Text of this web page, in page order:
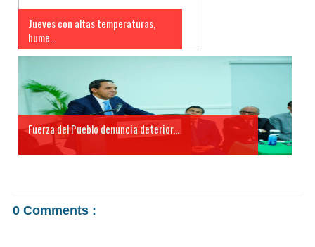
Jueves con altas temperaturas,
hume...
Fuerza del Pueblo denuncia deterior...
0 Comments :